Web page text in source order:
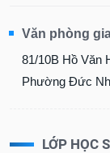
Văn phòng
81/10B Hồ Văn
Phường Đức
LỚP HỌC